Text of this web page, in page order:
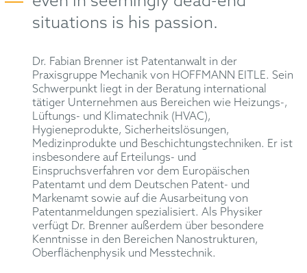
situations is his passion.
Dr. Fabian Brenner ist Patentanwalt in der
Praxisgruppe Mechanik von HOFFMANN EITLE. Sein
Schwerpunkt liegt in der Beratung international
tätiger Unternehmen aus Bereichen wie Heizungs-,
Lüftungs- und Klimatechnik (HVAC),
Hygieneprodukte, Sicherheitslösungen,
Medizinprodukte und Beschichtungstechniken. Er ist
insbesondere auf Erteilungs- und
Einspruchsverfahren vor dem Europäischen
Patentamt und dem Deutschen Patent- und
Markenamt sowie auf die Ausarbeitung von
Patentanmeldungen spezialisiert. Als Physiker
verfügt Dr. Brenner außerdem über besondere
Kenntnisse in den Bereichen Nanostrukturen,
Oberflächenphysik und Messtechnik.